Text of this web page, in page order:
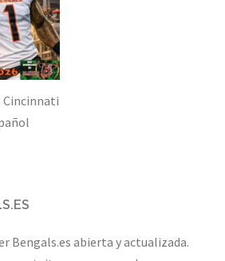
Cincinnati
Bengals.es abierta y actualizada.